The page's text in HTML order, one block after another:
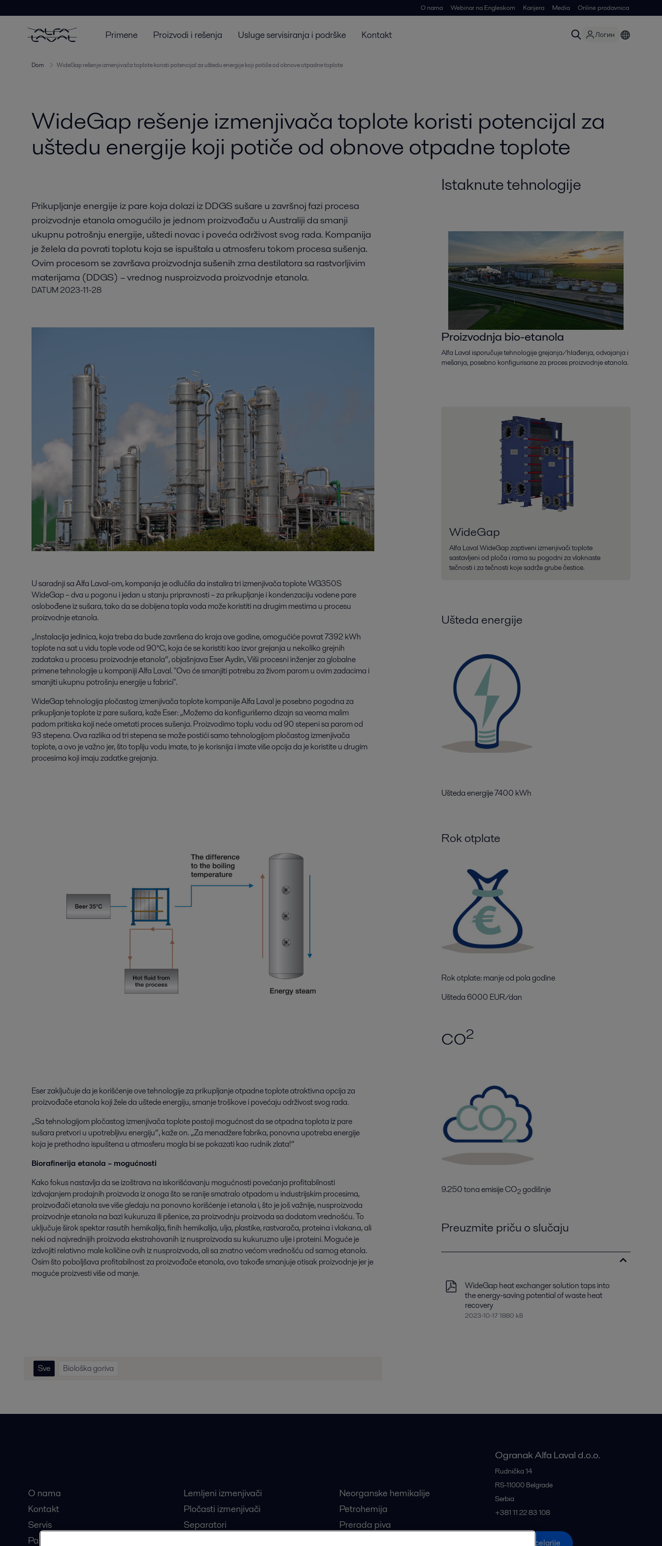
O nama Webinar na Engleskom Karijera Media Online prodavnica
Primene Proizvodi i rešenja Usluge servisiranja i podrške Kontakt Логин
Dom WideGap rešenje izmenjivača toplote koristi potencijal za uštedu energije koji potiče od obnove otpadne toplote
WideGap rešenje izmenjivača toplote koristi potencijal za
uštedu energije koji potiče od obnove otpadne toplote
Prikupljanje energije iz pare koja dolazi iz DDGS sušare u završnoj fazi procesa
proizvodnje etanola omogućilo je jednom proizvođaču u Australiji da smanji
ukupnu potrošnju energije, uštedi novac i poveća održivost svog rada. Kompanija
je želela da povrati toplotu koja se ispuštala u atmosferu tokom procesa sušenja.
Ovim procesom se završava proizvodnja sušenih zrna destilatora sa rastvorljivim
materijama (DDGS) – vrednog nusproizvoda proizvodnje etanola.
DATUM2023-11-28
U saradnji sa Alfa Laval-om, kompanija je odlučila da instalira tri izmenjivača toplote WG350S
WideGap – dva u pogonu i jedan u stanju pripravnosti – za prikupljanje i kondenzaciju vodene pare
oslobođene iz sušara, tako da se dobijena topla voda može koristiti na drugim mestima u procesu
proizvodnje etanola.
„Instalacija jedinica, koja treba da bude završena do kraja ove godine, omogućiće povrat 7392 kWh
toplote na sat u vidu tople vode od 90°C, koja će se koristiti kao izvor grejanja u nekoliko grejnih
zadataka u procesu proizvodnje etanola“, objašnjava Eser Aydin, Viši procesni inženjer za globalne
primene tehnologije u kompaniji Alfa Laval. "Ovo će smanjiti potrebu za živom parom u ovim zadacima i
smanjiti ukupnu potrošnju energije u fabrici".
WideGap tehnologija pločastog izmenjivača toplote kompanije Alfa Laval je posebno pogodna za
prikupljanje toplote iz pare sušara, kaže Eser: „Možemo da konfigurišemo dizajn sa veoma malim
padom pritiska koji neće ometati proces sušenja. Proizvodimo toplu vodu od 90 stepeni sa parom od
93 stepena. Ova razlika od tri stepena se može postići samo tehnologijom pločastog izmenjivača
toplote, a ovo je važno jer, što topliju vodu imate, to je korisnija i imate više opcija da je koristite u drugim
procesima koji imaju zadatke grejanja.
Eser zaključuje da je korišćenje ove tehnologije za prikupljanje otpadne toplote atraktivna opcija za
proizvođače etanola koji žele da uštede energiju, smanje troškove i povećaju održivost svog rada.
„Sa tehnologijom pločastog izmenjivača toplote postoji mogućnost da se otpadna toplota iz pare
sušara pretvori u upotrebljivu energiju“, kaže on. „Za menadžere fabrika, ponovna upotreba energije
koja je prethodno ispuštena u atmosferu mogla bi se pokazati kao rudnik zlata!“
Biorafinerija etanola – mogućnosti
Kako fokus nastavlja da se izoštrava na iskorišćavanju mogućnosti povećanja profitabilnosti
izdvajanjem prodajnih proizvoda iz onoga što se ranije smatralo otpadom u industrijskim procesima,
proizvođači etanola sve više gledaju na ponovno korišćenje i etanola i, što je još važnije, nusproizvoda
proizvodnje etanola na bazi kukuruza ili pšenice, za proizvodnju proizvoda sa dodatom vrednošću. To
uključuje širok spektar rasutih hemikalija, finih hemikalija, ulja, plastike, rastvarača, proteina i vlakana, ali
neki od najvrednijih proizvoda ekstrahovanih iz nusproizvoda su kukuruzno ulje i proteini. Moguće je
izdvojiti relativno male količine ovih iz nusproizvoda, ali sa znatno većom vrednošću od samog etanola.
Osim što poboljšava profitabilnost za proizvođače etanola, ovo takođe smanjuje otisak proizvodnje jer je
moguće proizvesti više od manje.
Istaknute tehnologije
Proizvodnja bio-etanola
Alfa Laval isporučuje tehnologije grejanja/hlađenja, odvajanja i
mešanja, posebno konfigurisane za proces proizvodnje etanola.
WideGap
Alfa Laval WideGap zaptiveni izmenjivači toplote
sastavljeni od ploča i rama su pogodni za vlaknaste
tečnosti i za tečnosti koje sadrže grube čestice.
Ušteda energije
Ušteda energije 7400 kWh
Rok otplate
Rok otplate: manje od pola godine
Ušteda 6000 EUR/dan
CO2
9.250 tona emisije CO2godišnje
Preuzmite priču o slučaju
WideGap heat exchanger solution taps into
the energy-saving potential of waste heat
recovery
2023-10-17 1880 kB
Sve Biološka goriva
O nama
Kontakt
Servis
Partneri
Lemljeni izmenjivači
Pločasti izmenjivači
Separatori
Neorganske hemikalije
Petrohemija
Prerada piva
Ogranak Alfa Laval d.o.o.
Rudnička 14
RS-11000 Belgrade
Serbia
+381 11 22 83 108
Sve kancelarije